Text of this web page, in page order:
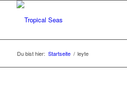
Du bist hier: Startseite / leyte